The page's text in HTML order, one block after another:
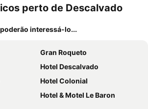
perto de Descalvado
interessá-lo...
Gran Roqueto
Hotel Descalvado
Hotel Colonial
Hotel & Motel Le Baron